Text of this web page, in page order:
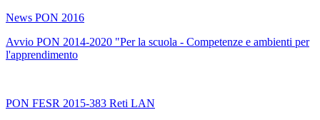
News PON 2016
Avvio PON 2014-2020 "Per la scuola - Competenze e ambienti per
l'apprendimento
PON FESR 2015-383 Reti LAN